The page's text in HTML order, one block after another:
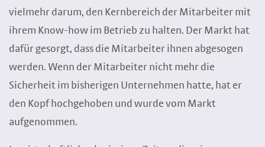
vielmehr darum, den Kernbereich der Mitarbeiter mit
ihrem Know-how im Betrieb zu halten. Der Markt hat
dafür gesorgt, dass die Mitarbeiter ihnen abgesogen
werden. Wenn der Mitarbeiter nicht mehr die
Sicherheit im bisherigen Unternehmen hatte, hat er
den Kopf hochgehoben und wurde vom Markt
aufgenommen.